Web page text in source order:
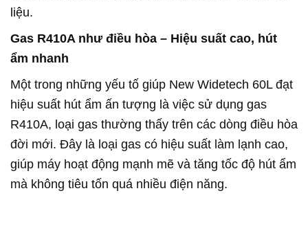
liệu.
Gas R410A như điều hòa – Hiệu suất cao, hút
ẩm nhanh
Một trong những yếu tố giúp New Widetech 60L đạt
hiệu suất hút ẩm ấn tượng là việc sử dụng gas
R410A, loại gas thường thấy trên các dòng điều hòa
đời mới. Đây là loại gas có hiệu suất làm lạnh cao,
giúp máy hoạt động mạnh mẽ và tăng tốc độ hút ẩm
mà không tiêu tốn quá nhiều điện năng.